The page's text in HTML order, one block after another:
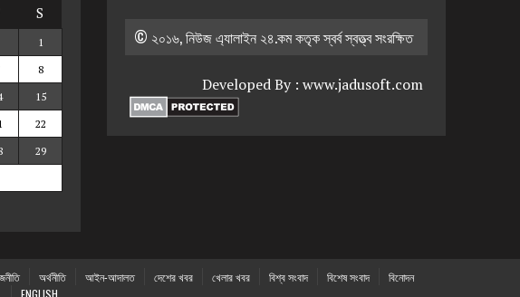
S
1
8
15
22
29
© ২০১৬, নিউজ এ্যালাইন ২৪.কম কতৃক স্বর্ব স্বত্ত্ব সংরক্ষিত
Developed By : www.jadusoft.com
অর্থনীতি আইন-আদালত দেশের খবর খেলার খবর বিশ্ব সংবাদ বিশেষ সংবাদ
বিনোদন
ENGLISH